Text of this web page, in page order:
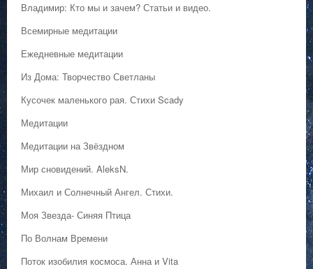
Владимир: Кто мы и зачем? Статьи и видео.
Всемирные медитации
Ежедневные медитации
Из Дома: Творчество Светланы
Кусочек маленького рая. Стихи Scady
Медитации
Медитации на Звёздном
Мир сновидений. AleksN.
Михаил и Солнечный Ангел. Стихи.
Моя Звезда- Синяя Птица
По Волнам Времени
Поток изобилия космоса. Анна и Vita